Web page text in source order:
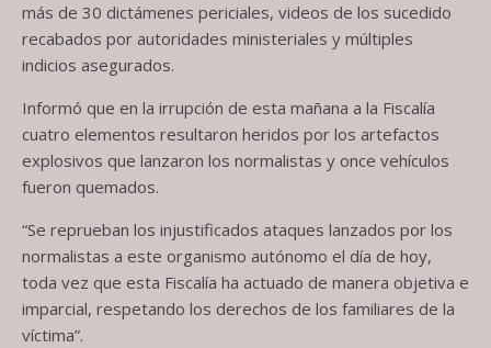
más de 30 dictámenes periciales, videos de los sucedido
recabados por autoridades ministeriales y múltiples
indicios asegurados.
Informó que en la irrupción de esta mañana a la Fiscalía
cuatro elementos resultaron heridos por los artefactos
explosivos que lanzaron los normalistas y once vehículos
fueron quemados.
“Se reprueban los injustificados ataques lanzados por los
normalistas a este organismo autónomo el día de hoy,
toda vez que esta Fiscalía ha actuado de manera objetiva e
imparcial, respetando los derechos de los familiares de la
víctima”.